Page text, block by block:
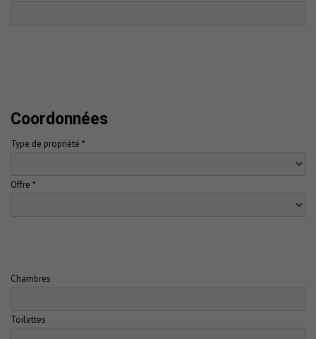
Coordonnées
Type de propriété *
Offre *
Chambres
Toilettes